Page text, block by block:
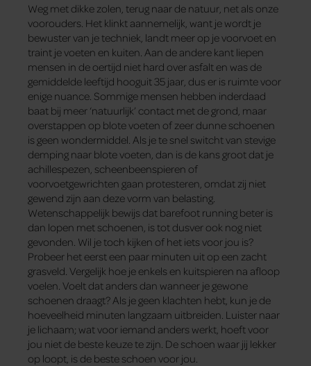
Weg met dikke zolen, terug naar de natuur, net als onze
voorouders. Het klinkt aannemelijk, want je wordt je
bewuster van je techniek, landt meer op je voorvoet en
traint je voeten en kuiten. Aan de andere kant liepen
mensen in de oertijd niet hard over asfalt en was de
gemiddelde leeftijd hooguit 35 jaar, dus er is ruimte voor
enige nuance. Sommige mensen hebben inderdaad
baat bij meer ‘natuurlijk’ contact met de grond, maar
overstappen op blote voeten of zeer dunne schoenen
is geen wondermiddel. Als je te snel switcht van stevige
demping naar blote voeten, dan is de kans groot dat je
achillespezen, scheenbeenspieren of
voorvoetgewrichten gaan protesteren, omdat zij niet
gewend zijn aan deze vorm van belasting.
Wetenschappelijk bewijs dat barefoot running beter is
dan lopen met schoenen, is tot dusver ook nog niet
gevonden. Wil je toch kijken of het iets voor jou is?
Probeer het eerst een paar minuten uit op een zacht
grasveld. Vergelijk hoe je enkels en kuitspieren na afloop
voelen. Voelt dat anders dan wanneer je gewone
schoenen draagt? Als je geen klachten hebt, kun je de
hoeveelheid minuten langzaam uitbreiden. Luister naar
je lichaam; wat voor iemand anders werkt, hoeft voor
jou niet de beste keuze te zijn. De schoen waar jij lekker
op loopt, is de beste schoen voor jou.